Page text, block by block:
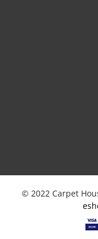
© 2022 Carpet